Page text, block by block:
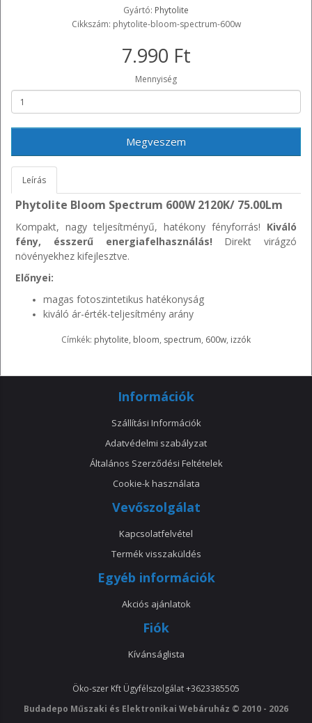
Gyártó: Phytolite
Cikkszám: phytolite-bloom-spectrum-600w
7.990 Ft
Mennyiség
Megveszem
Leírás
Phytolite Bloom Spectrum 600W 2120K/ 75.00Lm
Kompakt, nagy teljesítményű, hatékony fényforrás! Kiváló
fény, ésszerű energiafelhasználás! Direkt virágzó
növényekhez kifejlesztve.
Előnyei:
magas fotoszintetikus hatékonyság
kiváló ár-érték-teljesítmény arány
Címkék: phytolite, bloom, spectrum, 600w, izzók
Információk
Szállítási Információk
Adatvédelmi szabályzat
Általános Szerződési Feltételek
Cookie-k használata
Vevőszolgálat
Kapcsolatfelvétel
Termék visszaküldés
Egyéb információk
Akciós ajánlatok
Fiók
Kívánságlista
Öko-szer Kft Ügyfélszolgálat+3623385505
Budadepo Műszaki és Elektronikai Webáruház © 2010 - 2026